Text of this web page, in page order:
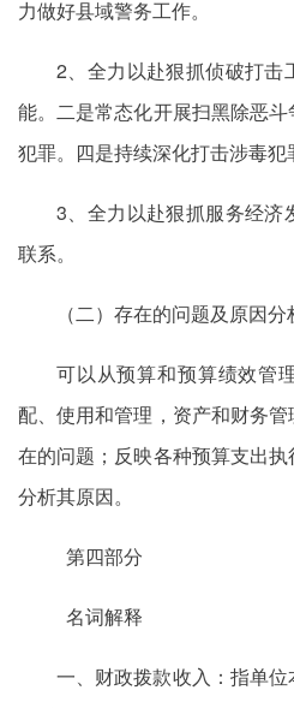
力做好县域警务工作。
2、全力以赴狠抓侦破打击
能。二是常态化开展扫黑除恶
犯罪。四是持续深化打击涉毒犯
3、全力以赴狠抓服务经济
联系。
（二）存在的问题及原因分
可以从预算和预算绩效管
配、使用和管理，资产和财务
在的问题；反映各种预算支出
分析其原因。
第四部分
名词解释
一、财政拨款收入：指单